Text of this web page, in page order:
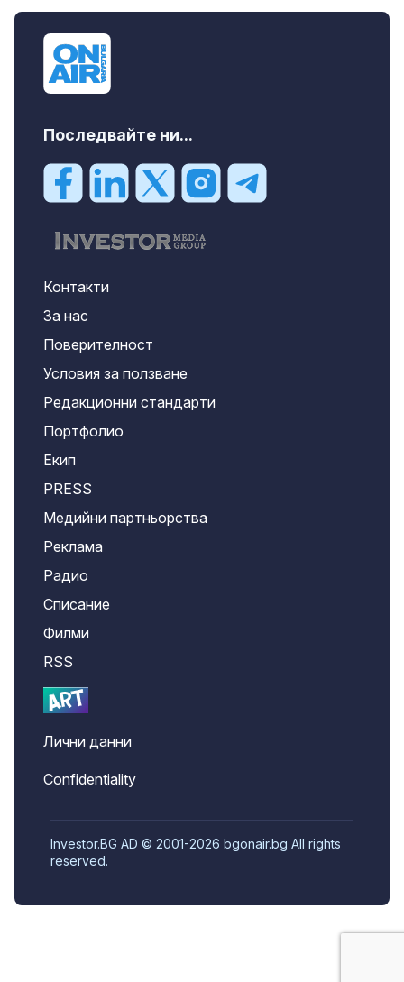
Последвайте ни...
Контакти
За нас
Поверителност
Условия за ползване
Редакционни стандарти
Портфолио
Екип
PRESS
Медийни партньорства
Реклама
Радио
Списание
Филми
RSS
Лични данни
Confidentiality
Investor.BG AD © 2001-2026 bgonair.bg All rights
reserved.